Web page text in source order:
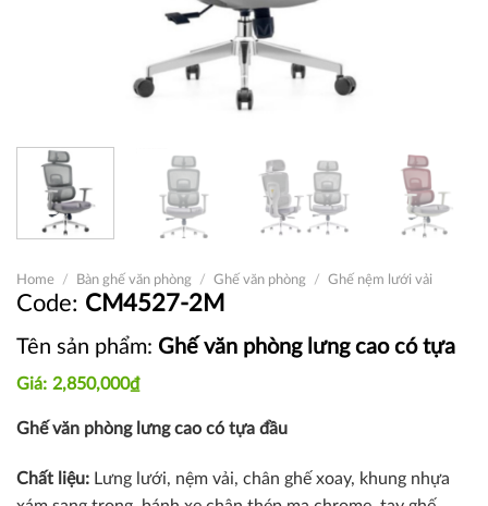
Home / Bàn ghế văn phòng / Ghế văn phòng / Ghế nệm lưới vải
CM4527-2M
Tên sản phẩm: Ghế văn phòng lưng cao có tựa
2,850,000₫
Ghế văn phòng lưng cao có tựa đầu
Chất liệu: Lưng lưới, nệm vải, chân ghế xoay, khung nhựa